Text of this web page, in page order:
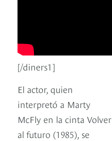
[/diners1]
El actor, quien
interpretó a Marty
McFly en la cinta Volver
al futuro (1985), se